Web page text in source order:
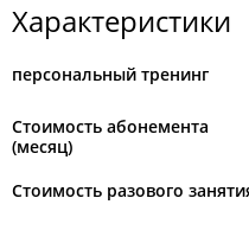
Характеристики
персональный тренинг
Стоимость абонемента
(месяц)
Стоимость разового